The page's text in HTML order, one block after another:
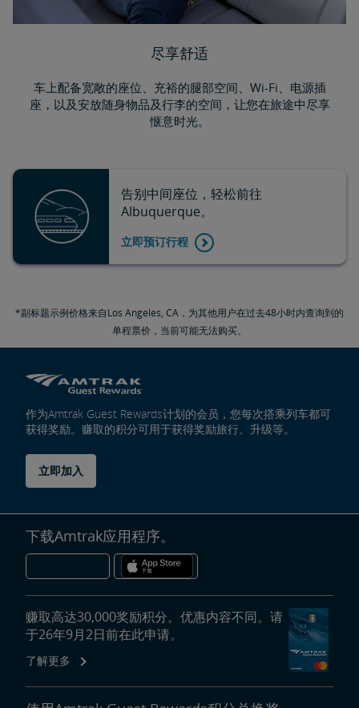
尽享舒适
车上配备宽敞的座位、充裕的腿部空间、Wi-Fi、电源插
座，以及安放随身物品及行李的空间，让您在旅途中尽享
惬意时光。
告别中间座位，轻松前往
Albuquerque。
立即预订行程
*副标题示例价格来自Los Angeles, CA，为其他用户在过去48小时内查询到的
单程票价，当前可能无法购买。
作为Amtrak Guest Rewards计划的会员，您每次搭乘列车都可
获得奖励。赚取的积分可用于获得奖励旅行、升级等。
立即加入
下载Amtrak应用程序。
赚取高达30,000奖励积分。优惠内容不同。请
于26年9月2日前在此申请。
了解更多